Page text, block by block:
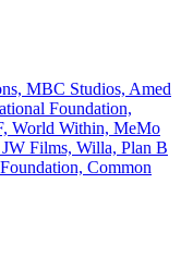
MBC Studios, Amed
Foundation,
World Within, MeMo
Films, Willa, Plan B
Common